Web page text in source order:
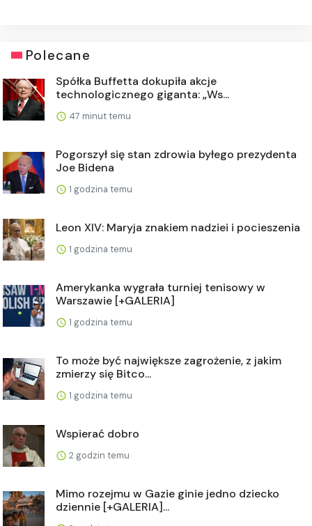
Polecane
Spółka Buffetta dokupiła akcje
technologicznego giganta: „Ws...
47 minut temu
Pogorszył się stan zdrowia byłego prezydenta
Joe Bidena
1 godzina temu
Leon XIV: Maryja znakiem nadziei i pocieszenia
1 godzina temu
Amerykanka wygrała turniej tenisowy w
Warszawie [+GALERIA]
1 godzina temu
To może być największe zagrożenie, z jakim
zmierzy się Bitco...
1 godzina temu
Wspierać dobro
2 godzin temu
Mimo rozejmu w Gazie ginie jedno dziecko
dziennie [+GALERIA]...